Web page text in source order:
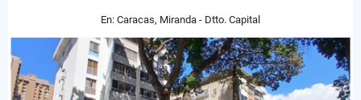
En: Caracas, Miranda - Dtto. Capital